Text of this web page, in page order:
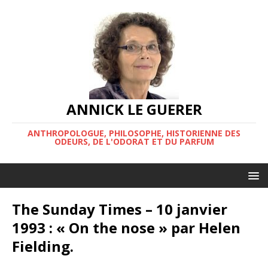
ANNICK LE GUERER
ANTHROPOLOGUE, PHILOSOPHE, HISTORIENNE DES
ODEURS, DE L'ODORAT ET DU PARFUM
The Sunday Times – 10 janvier
1993 : « On the nose » par Helen
Fielding.